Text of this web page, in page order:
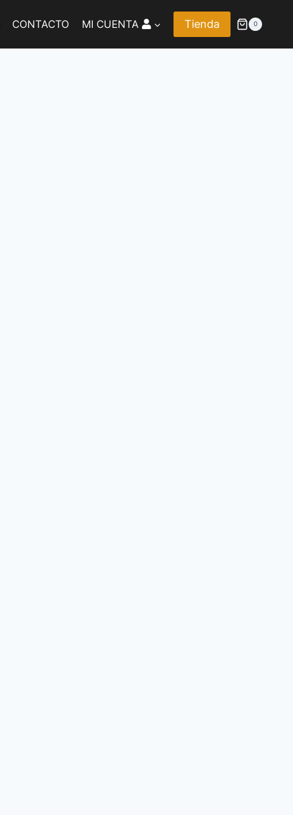
CONTACTO MI CUENTA Tienda 0